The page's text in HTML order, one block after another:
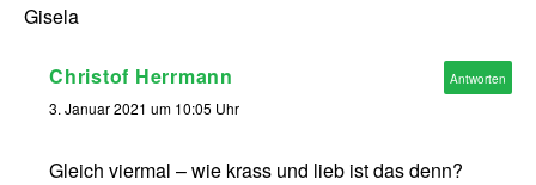
Gisela
Christof Herrmann
3. Januar 2021 um 10:05 Uhr
Gleich viermal – wie krass und lieb ist das denn?
Antworten